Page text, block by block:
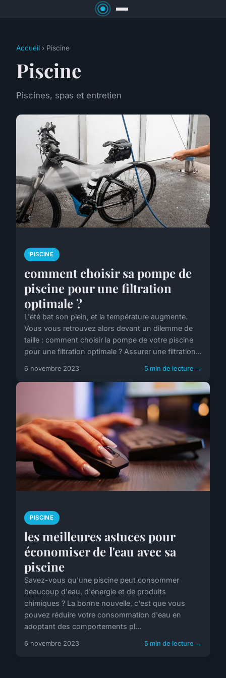
Accueil › Piscine
Piscine
Piscines, spas et entretien
PISCINE
comment choisir sa pompe de
piscine pour une filtration
optimale ?
L'été bat son plein, et la température augmente.
Vous vous retrouvez alors devant un dilemme de
taille : comment choisir la pompe de votre piscine
pour une filtration optimale ? Assurer une filtration...
6 novembre 2023 5 min de lecture →
PISCINE
les meilleures astuces pour
économiser de l'eau avec sa
piscine
Savez-vous qu'une piscine peut consommer
beaucoup d'eau, d'énergie et de produits
chimiques ? La bonne nouvelle, c'est que vous
pouvez réduire votre consommation d'eau en
adoptant des comportements pl...
6 novembre 2023 5 min de lecture →